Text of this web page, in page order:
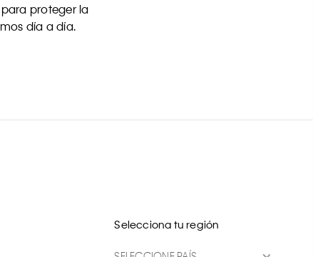
proteger la
día a día.
Selecciona tu región